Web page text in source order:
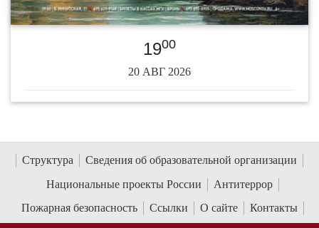
1900
20 АВГ 2026
Структура
Сведения об образовательной организации
Национальные проекты России
Антитеррор
Пожарная безопасность
Ссылки О сайте Контакты